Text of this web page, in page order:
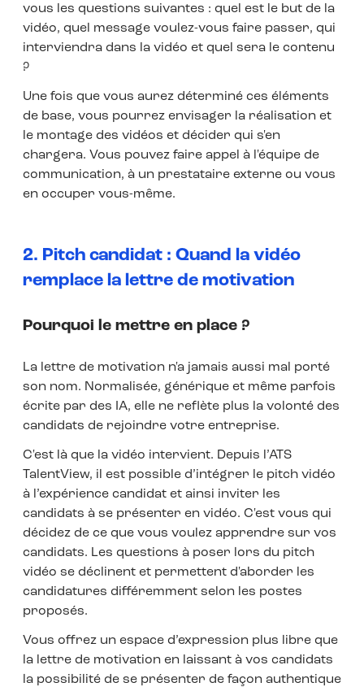
vous les questions suivantes : quel est le but de la
vidéo, quel message voulez-vous faire passer, qui
interviendra dans la vidéo et quel sera le contenu
?
Une fois que vous aurez déterminé ces éléments
de base, vous pourrez envisager la réalisation et
le montage des vidéos et décider qui s'en
chargera. Vous pouvez faire appel à l'équipe de
communication, à un prestataire externe ou vous
en occuper vous-même.
2. Pitch candidat : Quand la vidéo
remplace la lettre de motivation
Pourquoi le mettre en place ?
La lettre de motivation n'a jamais aussi mal porté
son nom. Normalisée, générique et même parfois
écrite par des IA, elle ne reflète plus la volonté des
candidats de rejoindre votre entreprise.
C'est là que la vidéo intervient. Depuis l’ATS
TalentView, il est possible d’intégrer le pitch vidéo
à l’expérience candidat et ainsi inviter les
candidats à se présenter en vidéo. C'est vous qui
décidez de ce que vous voulez apprendre sur vos
candidats. Les questions à poser lors du pitch
vidéo se déclinent et permettent d'aborder les
candidatures différemment selon les postes
proposés.
Vous offrez un espace d’expression plus libre que
la lettre de motivation en laissant à vos candidats
la possibilité de se présenter de façon authentique